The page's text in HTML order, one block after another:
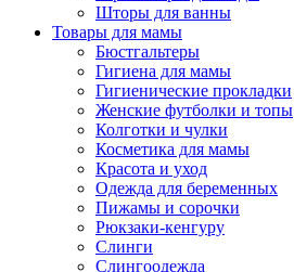
Шторы для ванны
Товары для мамы
Бюстгальтеры
Гигиена для мамы
Гигиенические прокладки
Женские футболки и топы
Колготки и чулки
Косметика для мамы
Красота и уход
Одежда для беременных
Пижамы и сорочки
Рюкзаки-кенгуру
Слинги
Слингоодежда